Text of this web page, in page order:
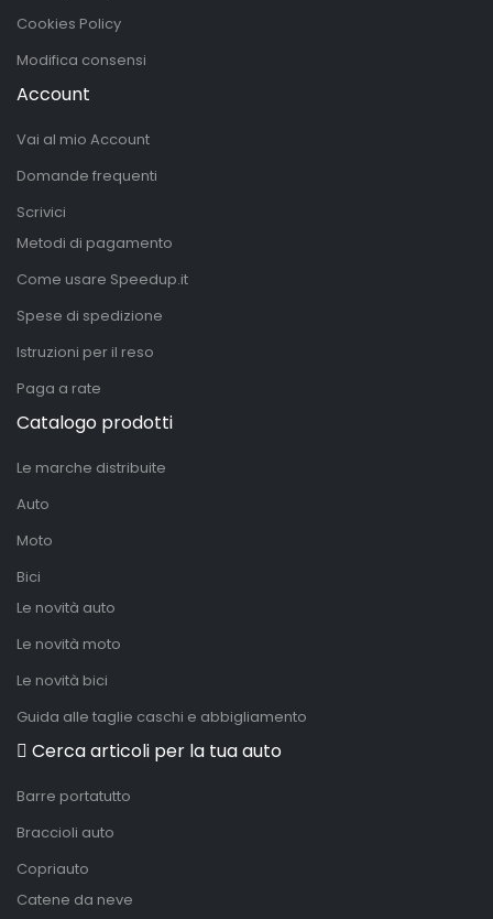
Cookies Policy
Modifica consensi
Account
Vai al mio Account
Domande frequenti
Scrivici
Metodi di pagamento
Come usare Speedup.it
Spese di spedizione
Istruzioni per il reso
Paga a rate
Catalogo prodotti
Le marche distribuite
Auto
Moto
Bici
Le novità auto
Le novità moto
Le novità bici
Guida alle taglie caschi e abbigliamento
Cerca articoli per la tua auto
Barre portatutto
Braccioli auto
Copriauto
Catene da neve